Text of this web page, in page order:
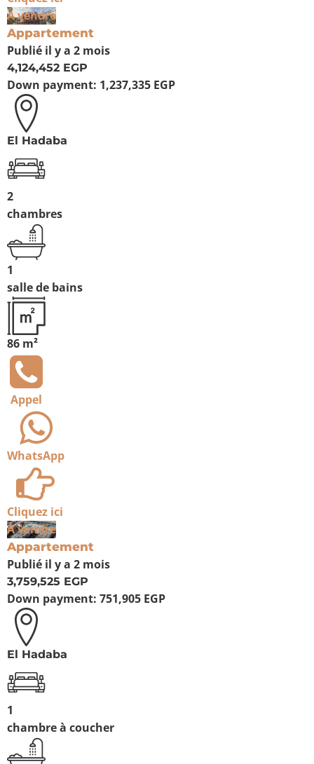
À vendre
Appartement
Publié il y a 2 mois
4,124,452 EGP
Down payment: 1,237,335 EGP
El Hadaba
2
chambres
1
salle de bains
86 m²
Appel
WhatsApp
Cliquez ici
À vendre
Appartement
Publié il y a 2 mois
3,759,525 EGP
Down payment: 751,905 EGP
El Hadaba
1
chambre à coucher